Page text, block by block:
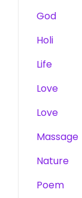
God
Holi
Life
Love
Love
Massage
Nature
Poem